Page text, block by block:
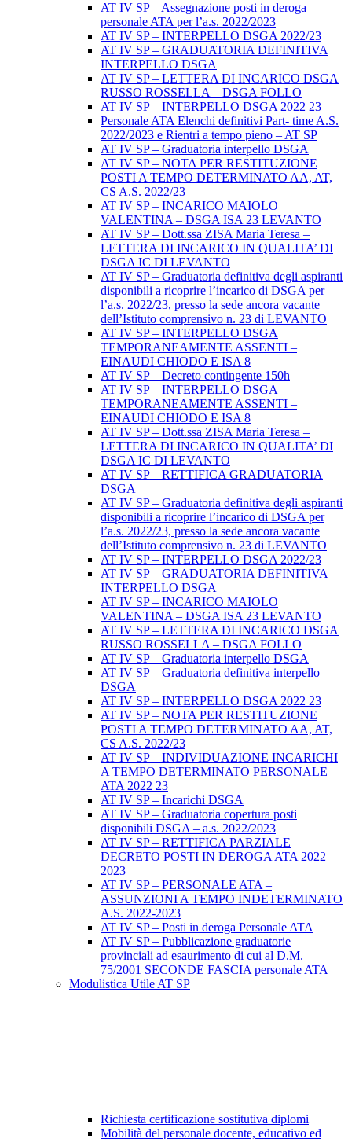
AT IV SP – Assegnazione posti in deroga
personale ATA per l’a.s. 2022/2023
AT IV SP – INTERPELLO DSGA 2022/23
AT IV SP – GRADUATORIA DEFINITIVA
INTERPELLO DSGA
AT IV SP – LETTERA DI INCARICO DSGA
RUSSO ROSSELLA – DSGA FOLLO
AT IV SP – INTERPELLO DSGA 2022 23
Personale ATA Elenchi definitivi Part- time A.S.
2022/2023 e Rientri a tempo pieno – AT SP
AT IV SP – Graduatoria interpello DSGA
AT IV SP – NOTA PER RESTITUZIONE
POSTI A TEMPO DETERMINATO AA, AT,
CS A.S. 2022/23
AT IV SP – INCARICO MAIOLO
VALENTINA – DSGA ISA 23 LEVANTO
AT IV SP – Dott.ssa ZISA Maria Teresa –
LETTERA DI INCARICO IN QUALITA’ DI
DSGA IC DI LEVANTO
AT IV SP – Graduatoria definitiva degli aspiranti
disponibili a ricoprire l’incarico di DSGA per
l’a.s. 2022/23, presso la sede ancora vacante
dell’Istituto comprensivo n. 23 di LEVANTO
AT IV SP – INTERPELLO DSGA
TEMPORANEAMENTE ASSENTI –
EINAUDI CHIODO E ISA 8
AT IV SP – Decreto contingente 150h
AT IV SP – INTERPELLO DSGA
TEMPORANEAMENTE ASSENTI –
EINAUDI CHIODO E ISA 8
AT IV SP – Dott.ssa ZISA Maria Teresa –
LETTERA DI INCARICO IN QUALITA’ DI
DSGA IC DI LEVANTO
AT IV SP – RETTIFICA GRADUATORIA
DSGA
AT IV SP – Graduatoria definitiva degli aspiranti
disponibili a ricoprire l’incarico di DSGA per
l’a.s. 2022/23, presso la sede ancora vacante
dell’Istituto comprensivo n. 23 di LEVANTO
AT IV SP – INTERPELLO DSGA 2022/23
AT IV SP – GRADUATORIA DEFINITIVA
INTERPELLO DSGA
AT IV SP – INCARICO MAIOLO
VALENTINA – DSGA ISA 23 LEVANTO
AT IV SP – LETTERA DI INCARICO DSGA
RUSSO ROSSELLA – DSGA FOLLO
AT IV SP – Graduatoria interpello DSGA
AT IV SP – Graduatoria definitiva interpello
DSGA
AT IV SP – INTERPELLO DSGA 2022 23
AT IV SP – NOTA PER RESTITUZIONE
POSTI A TEMPO DETERMINATO AA, AT,
CS A.S. 2022/23
AT IV SP – INDIVIDUAZIONE INCARICHI
A TEMPO DETERMINATO PERSONALE
ATA 2022 23
AT IV SP – Incarichi DSGA
AT IV SP – Graduatoria copertura posti
disponibili DSGA – a.s. 2022/2023
AT IV SP – RETTIFICA PARZIALE
DECRETO POSTI IN DEROGA ATA 2022
2023
AT IV SP – PERSONALE ATA –
ASSUNZIONI A TEMPO INDETERMINATO
A.S. 2022-2023
AT IV SP – Posti in deroga Personale ATA
AT IV SP – Pubblicazione graduatorie
provinciali ad esaurimento di cui al D.M.
75/2001 SECONDE FASCIA personale ATA
Modulistica Utile AT SP
Richiesta certificazione sostitutiva diplomi
Mobilità del personale docente, educativo ed